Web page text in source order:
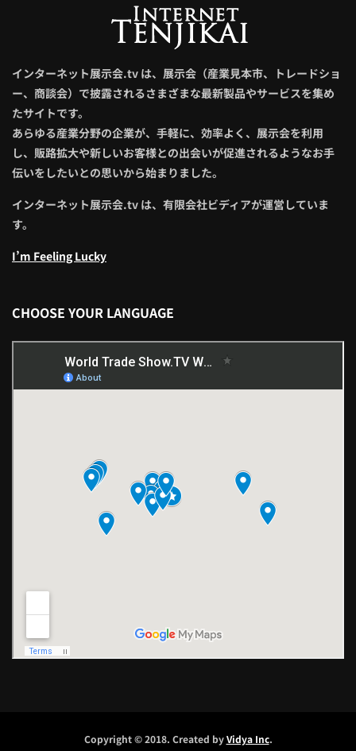
インターネット展示会.tv は、展示会（産業見本市、トレードショ
ー、商談会）で披露されるさまざまな最新製品やサービスを集め
たサイトです。
あらゆる産業分野の企業が、手軽に、効率よく、展示会を利用
し、販路拡大や新しいお客様との出会いが促進されるようなお手
伝いをしたいとの思いから始まりました。
インターネット展示会.tv は、有限会社ビディアが運営していま
す。
I’m Feeling Lucky
CHOOSE YOUR LANGUAGE
Copyright © 2018. Created byVidya Inc.